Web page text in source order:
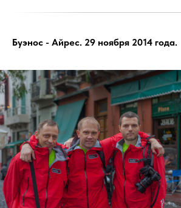
Буэнос - Айрес. 29 ноября 2014 года.